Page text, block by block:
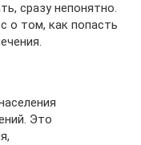
сразу непонятно.
о том, как попасть
Это